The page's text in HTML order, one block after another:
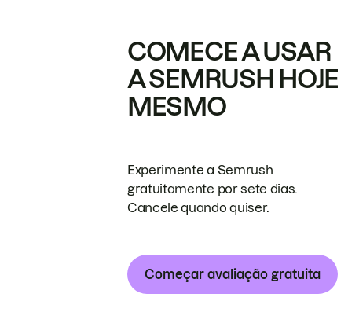
COMECE A USAR
A SEMRUSH HOJE
MESMO
Experimente a Semrush
gratuitamente por sete dias.
Cancele quando quiser.
Começar avaliação gratuita